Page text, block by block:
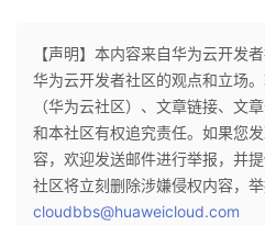
【声明】本内容来自华为云开发
华为云开发者社区的观点和立场
（华为云社区）、文章链接、文
和本社区有权追究责任。如果您
容，欢迎发送邮件进行举报，并
社区将立刻删除涉嫌侵权内容，举
cloudbbs@huaweicloud.com